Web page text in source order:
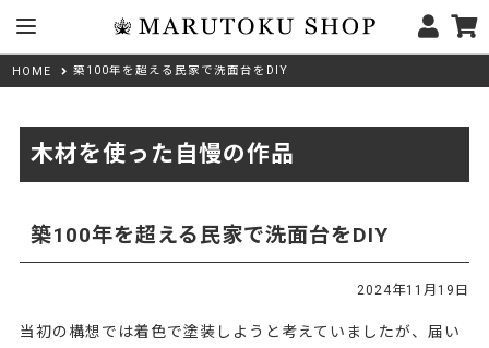
HOME 築100年を超える民家で洗面台をDIY
木材を使った自慢の作品
築100年を超える民家で洗面台をDIY
2024年11月19日
当初の構想では着色で塗装しようと考えていましたが、届い